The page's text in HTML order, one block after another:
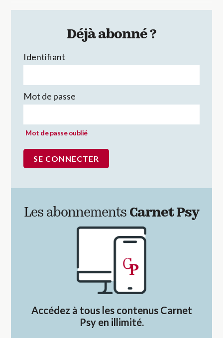
Déjà abonné ?
Identifiant
Mot de passe
Mot de passe oublié
Les abonnements Carnet Psy
Accédez à tous les contenus Carnet
Psy en illimité.